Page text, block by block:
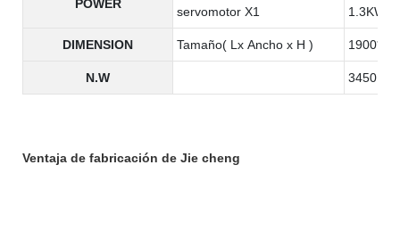
POWER
servomotor X1 1.3KW
DIMENSION Tamaño( Lx Ancho x H )
N.W 3450KG
Ventaja de fabricación de Jie cheng